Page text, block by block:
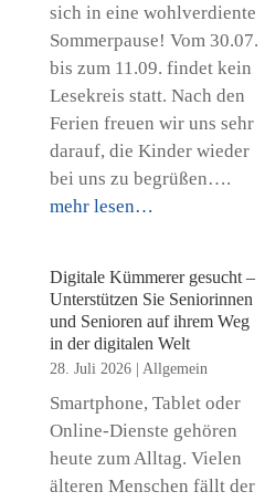
sich in eine wohlverdiente
Sommerpause! Vom 30.07.
bis zum 11.09. findet kein
Lesekreis statt. Nach den
Ferien freuen wir uns sehr
darauf, die Kinder wieder
bei uns zu begrüßen….
mehr lesen…
Digitale Kümmerer gesucht –
Unterstützen Sie Seniorinnen
und Senioren auf ihrem Weg
in der digitalen Welt
28. Juli 2026| Allgemein
Smartphone, Tablet oder
Online-Dienste gehören
heute zum Alltag. Vielen
älteren Menschen fällt der